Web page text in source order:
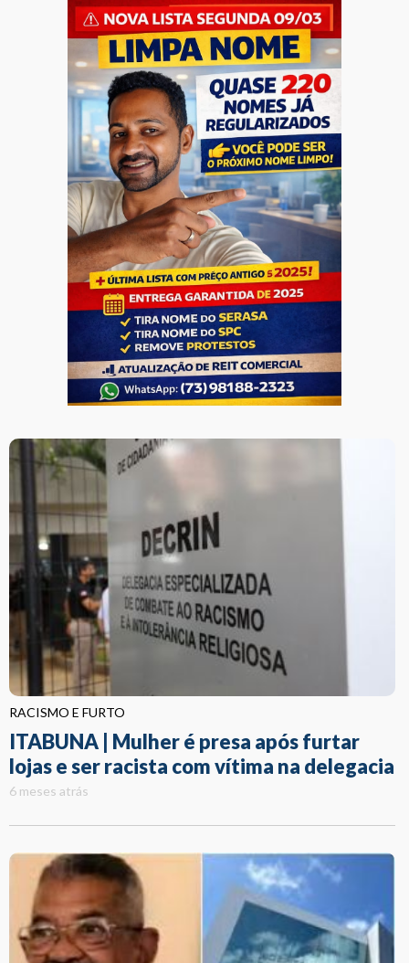
RACISMO E FURTO
ITABUNA | Mulher é presa após furtar
lojas e ser racista com vítima na delegacia
6 meses atrás